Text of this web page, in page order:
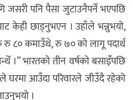
जसरी पनि पैसा जुटाउनैपर्ने भएपछि
केही छाड्नुभएन । उहाँले भन्नुभयो,
रु ८० कमाउँथे, रु ७० को लागू पदार्थ
।” भारतको तीन वर्षको बसाइँपछि
घरमा आउँदा परिवारले जीउँदै रहेको
।